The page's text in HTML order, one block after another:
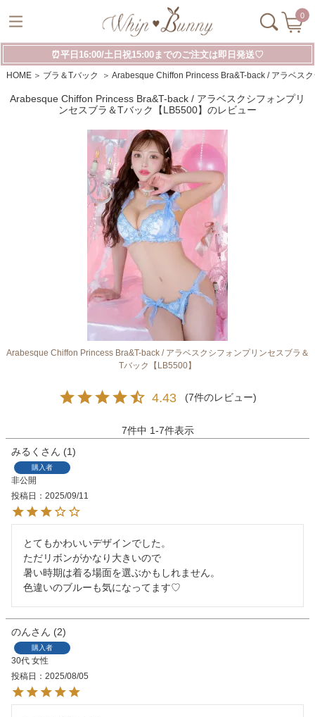
0
⏰平日16:00/土日祝15:00までのご注文は即日発送♡
HOME ブラ＆Tバック Arabesque Chiffon Princess Bra&T-back / アラベス
Arabesque Chiffon Princess Bra&T-back / アラベスクシフォンプリ
ンセスブラ＆Tバック【LB5500】のレビュー
Arabesque Chiffon Princess Bra&T-back / アラベスクシフォンプリンセスブラ＆
Tバック【LB5500】
4.43 7
7件中 1-7件表示
みるく
1
購入者
非公開
投稿日
2025/09/11
とてもかわいいデザインでした。
ただリボンがかなり大きいので
暑い時期は着る場面を選ぶかもしれません。
色違いのブルーも気になってます♡
のん 2
購入者
30代 女性
投稿日
2025/08/05